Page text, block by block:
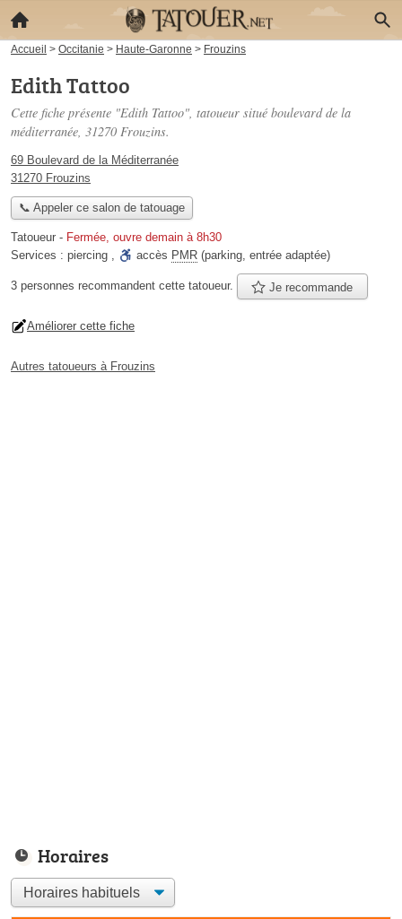
Accueil > Occitanie > Haute-Garonne > Frouzins
Edith Tattoo
Cette fiche présente "Edith Tattoo", tatoueur situé boulevard de la
méditerranée, 31270 Frouzins.
69 Boulevard de la Méditerranée
31270 Frouzins
📞 Appeler ce salon de tatouage
Tatoueur - Fermée, ouvre demain à 8h30
Services : piercing , accès PMR (parking, entrée adaptée)
3 personnes recommandent cette tatoueur. Je recommande
Améliorer cette fiche
Autres tatoueurs à Frouzins
Horaires